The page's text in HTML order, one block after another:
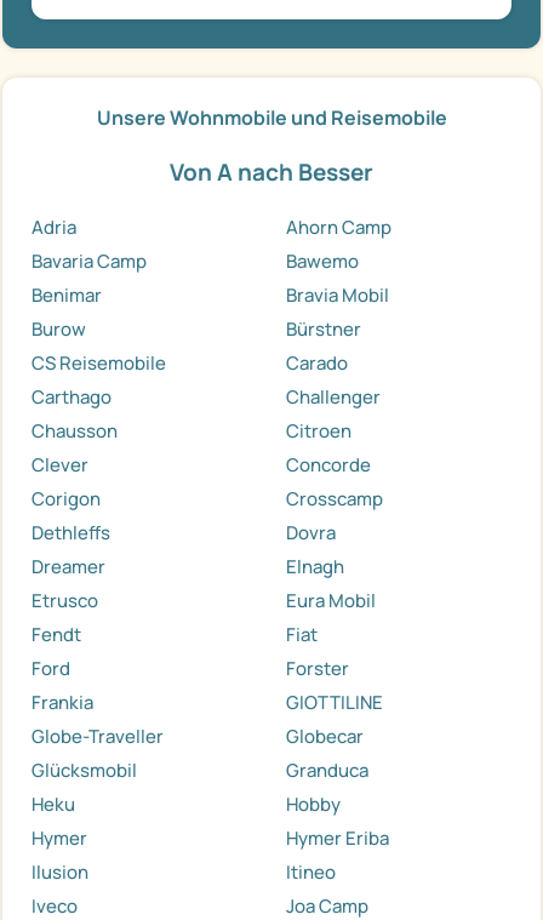
Unsere Wohnmobile und Reisemobile
Von A nach Besser
Adria
Ahorn Camp
Bavaria Camp
Bawemo
Benimar
Bravia Mobil
Burow
Bürstner
CS Reisemobile
Carado
Carthago
Challenger
Chausson
Citroen
Clever
Concorde
Corigon
Crosscamp
Dethleffs
Dovra
Dreamer
Elnagh
Etrusco
Eura Mobil
Fendt
Fiat
Ford
Forster
Frankia
GIOTTILINE
Globe-Traveller
Globecar
Glücksmobil
Granduca
Heku
Hobby
Hymer
Hymer Eriba
Ilusion
Itineo
Iveco
Joa Camp